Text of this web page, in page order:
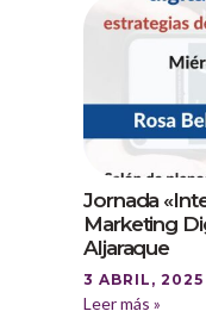
Jornada
Marketing
Aljaraque
3 ABRIL, 2025
Leer más »